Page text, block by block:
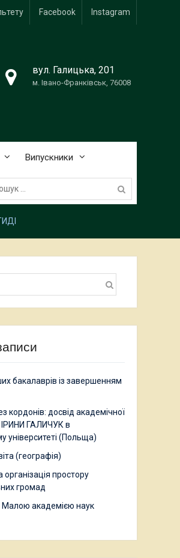
Facebook Instagram
вул. Галицька, 201
м. Івано-Франківськ, 76008
Випускники
бакалаврів із завершенням
кордонів: досвід академічної
ІРИНИ ГАЛИЧУК в
університеті (Польща)
(географія)
організація простору
громад
Малою академією наук